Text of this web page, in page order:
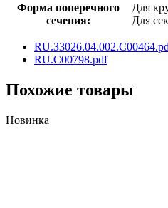
Форма поперечного
сечения:
Для
Для
RU.C00798.pdf
Похожие товары
Новинка